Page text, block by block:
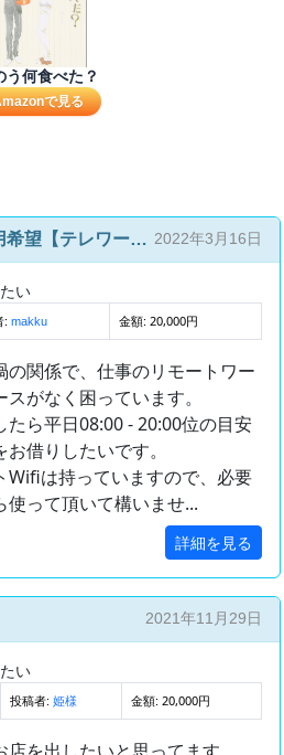
う何食べた？
で見る
平日日中のみ部屋を借用希望【テレワークスペース】 2022年3月16日
い
: makku 金額: 20,000円
の関係で、仕事のリモートワー
スがなく困っています。
たら平日08:00 - 20:00位の目安
お借りしたいです。
Wifiは持っていますので、必要
使って頂いて構いませ...
詳細を見る
2021年11月29日
い
投稿者: 姫様 金額: 20,000円